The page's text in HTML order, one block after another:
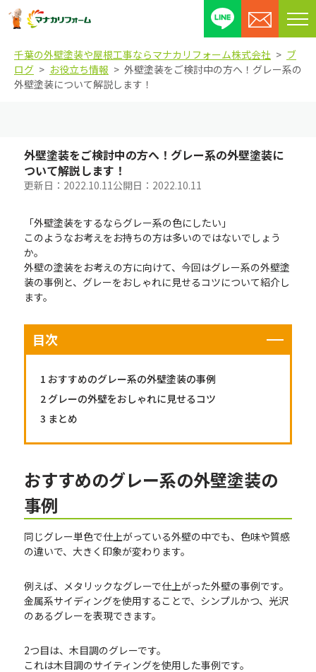
メ
ニ
ー
千葉の外壁塗装や屋根工事ならマナカリフォーム株式会社
ブ
ログ
お役立ち情報
外壁塗装をご検討中の方へ！グレー系の
外壁塗装について解説します！
外壁塗装をご検討中の方へ！グレー系の外壁塗装に
ついて解説します！
更新日： 2022.10.11公開日： 2022.10.11
「外壁塗装をするならグレー系の色にしたい」
このようなお考えをお持ちの方は多いのではないでしょう
か。
外壁の塗装をお考えの方に向けて、今回はグレー系の外壁塗
装の事例と、グレーをおしゃれに見せるコツについて紹介し
ます。
目次
1 おすすめのグレー系の外壁塗装の事例
2 グレーの外壁をおしゃれに見せるコツ
3 まとめ
おすすめのグレー系の外壁塗装の
事例
同じグレー単色で仕上がっている外壁の中でも、色味や質感
の違いで、大きく印象が変わります。
例えば、メタリックなグレーで仕上がった外壁の事例です。
金属系サイディングを使用することで、シンプルかつ、光沢
のあるグレーを表現できます。
2つ目は、木目調のグレーです。
これは木目調のサイティングを使用した事例です。